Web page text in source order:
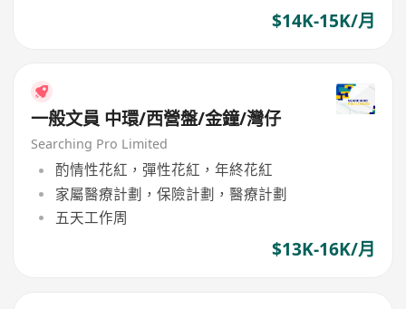
$14K-15K/月
一般文員 中環/西營盤/金鐘/灣仔
Searching Pro Limited
酌情性花紅，彈性花紅，年終花紅
家屬醫療計劃，保險計劃，醫療計劃
五天工作周
$13K-16K/月